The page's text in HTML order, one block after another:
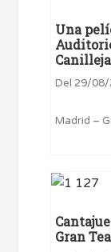
Una
Del 29/
Madrid –
Gran